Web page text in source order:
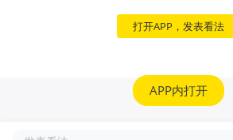
打开APP，发表看法
APP内打开